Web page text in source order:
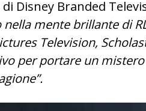
Disney Branded
mente brillante di
Television,
per portare un